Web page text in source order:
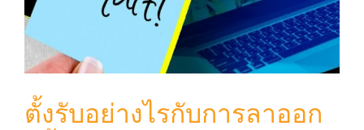
ตั้งรับอย่างไรกับการลาออก